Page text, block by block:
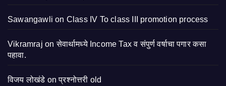
Sawangawli on Class IV To class III promotion process
Vikramraj onसेवार्थामध्ये Income Tax व संपुर्ण वर्षाचा पगार कसा
पहावा.
विजय लोखंडे onप्रश्नोत्तरी old